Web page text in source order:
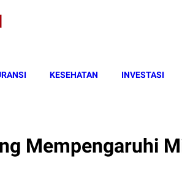
KESEHATAN INVESTASI
Mempengaruhi